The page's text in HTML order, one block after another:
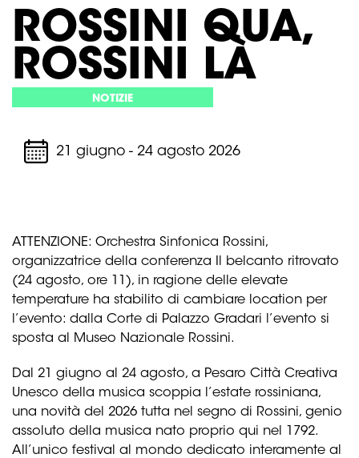
ROSSINI QUA,
ROSSINI LÀ
NOTIZIE
21 giugno - 24 agosto 2026
ATTENZIONE: Orchestra Sinfonica Rossini,
organizzatrice della conferenza Il belcanto ritrovato
(24 agosto, ore 11), in ragione delle elevate
temperature ha stabilito di cambiare location per
l’evento: dalla Corte di Palazzo Gradari l’evento si
sposta al Museo Nazionale Rossini.
Dal 21 giugno al 24 agosto, a Pesaro Città Creativa
Unesco della musica scoppia l’estate rossiniana,
una novità del 2026 tutta nel segno di Rossini, genio
assoluto della musica nato proprio qui nel 1792.
All’unico festival al mondo dedicato interamente al